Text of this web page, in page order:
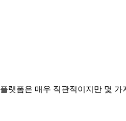
플랫폼은 매우 직관적이지만 몇